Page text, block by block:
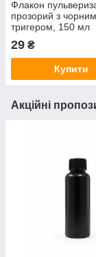
Флакон
прозорий з чорним
тригером, 150 мл
29 ₴
Купити
Акційні